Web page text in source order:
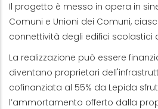
Il progetto è messo in opera in
Comuni e Unioni dei Comuni,
connettività degli edifici scolastici
La realizzazione può essere
diventano proprietari
cofinanziata al 55% da Lepida
l’ammortamento offerto dalla